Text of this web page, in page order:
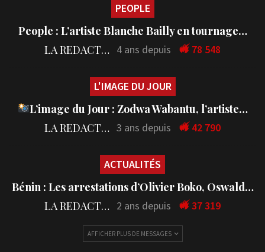
PEOPLE
People : L’artiste Blanche Bailly en tournage…
LA REDACTION 4 ans depuis 78 548
L'IMAGE DU JOUR
L’image du Jour : Zodwa Wabantu, l’artiste…
LA REDACTION 3 ans depuis 42 790
ACTUALITÉS
Bénin : Les arrestations d’Olivier Boko, Oswald…
LA REDACTION 2 ans depuis 37 319
AFFICHER PLUS DE MESSAGES